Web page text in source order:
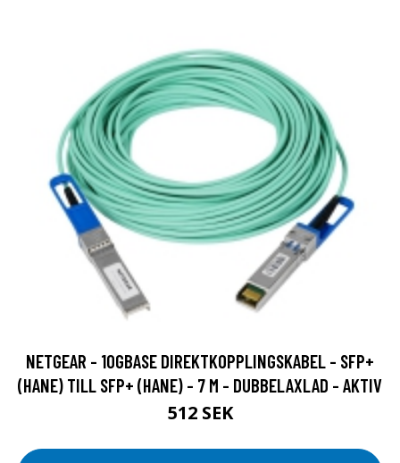
NETGEAR - 10GBASE DIREKTKOPPLINGSKABEL - SFP+
(HANE) TILL SFP+ (HANE) - 7 M - DUBBELAXLAD - AKTIV
512 SEK